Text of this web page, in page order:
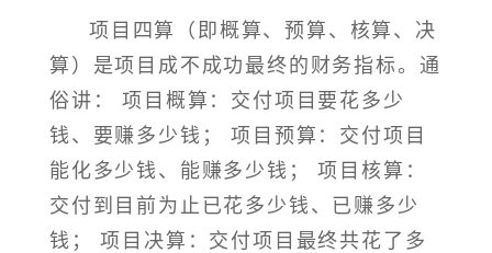
项目四算（即概算、预算、核算、决
算）是项目成不成功最终的财务指标。通
俗讲： 项目概算：交付项目要花多少
钱、要赚多少钱； 项目预算：交付项目
能化多少钱、能赚多少钱； 项目核算：
交付到目前为止已花多少钱、已赚多少
钱； 项目决算：交付项目最终共花了多